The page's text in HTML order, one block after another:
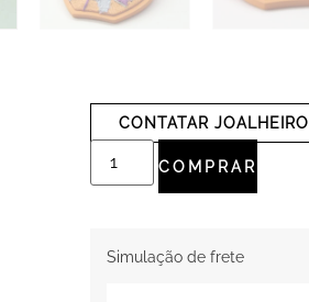
CONTATAR JOALHEIRO
COMPRAR
Simulação de frete